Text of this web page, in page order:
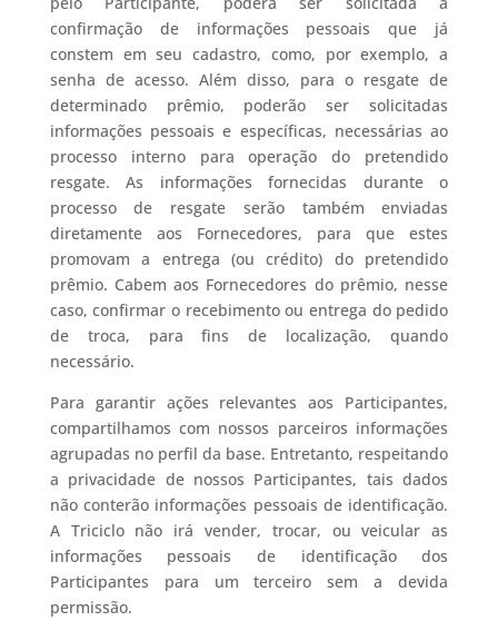
confirmação de informações pessoais que já
constem em seu cadastro, como, por exemplo, a
senha de acesso. Além disso, para o resgate de
determinado prêmio, poderão ser solicitadas
informações pessoais e específicas, necessárias ao
processo interno para operação do pretendido
resgate. As informações fornecidas durante o
processo de resgate serão também enviadas
diretamente aos Fornecedores, para que estes
promovam a entrega (ou crédito) do pretendido
prêmio. Cabem aos Fornecedores do prêmio, nesse
caso, confirmar o recebimento ou entrega do pedido
de troca, para fins de localização, quando
necessário.
Para garantir ações relevantes aos Participantes,
compartilhamos com nossos parceiros informações
agrupadas no perfil da base. Entretanto, respeitando
a privacidade de nossos Participantes, tais dados
não conterão informações pessoais de identificação.
A Triciclo não irá vender, trocar, ou veicular as
informações pessoais de identificação dos
Participantes para um terceiro sem a devida
permissão.